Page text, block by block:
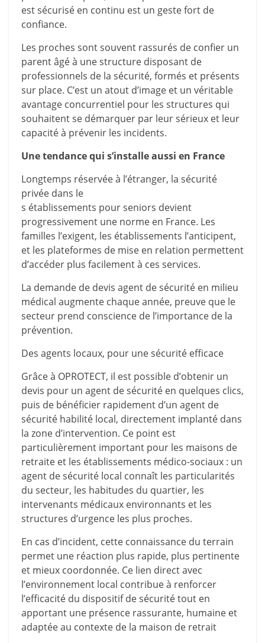
est sécurisé en continu est un geste fort de
confiance.
Les proches sont souvent rassurés de confier un
parent âgé à une structure disposant de
professionnels de la sécurité, formés et présents
sur place. C’est un atout d’image et un véritable
avantage concurrentiel pour les structures qui
souhaitent se démarquer par leur sérieux et leur
capacité à prévenir les incidents.
Une tendance qui s’installe aussi en France
Longtemps réservée à l’étranger, la sécurité
privée dans le
s établissements pour seniors devient
progressivement une norme en France. Les
familles l’exigent, les établissements l’anticipent,
et les plateformes de mise en relation permettent
d’accéder plus facilement à ces services.
La demande de devis agent de sécurité en milieu
médical augmente chaque année, preuve que le
secteur prend conscience de l’importance de la
prévention.
Des agents locaux, pour une sécurité efficace
Grâce à OPROTECT, il est possible d’obtenir un
devis pour un agent de sécurité en quelques clics,
puis de bénéficier rapidement d’un agent de
sécurité habilité local, directement implanté dans
la zone d’intervention. Ce point est
particulièrement important pour les maisons de
retraite et les établissements médico-sociaux : un
agent de sécurité local connaît les particularités
du secteur, les habitudes du quartier, les
intervenants médicaux environnants et les
structures d’urgence les plus proches.
En cas d’incident, cette connaissance du terrain
permet une réaction plus rapide, plus pertinente
et mieux coordonnée. Ce lien direct avec
l’environnement local contribue à renforcer
l’efficacité du dispositif de sécurité tout en
apportant une présence rassurante, humaine et
adaptée au contexte de la maison de retrait